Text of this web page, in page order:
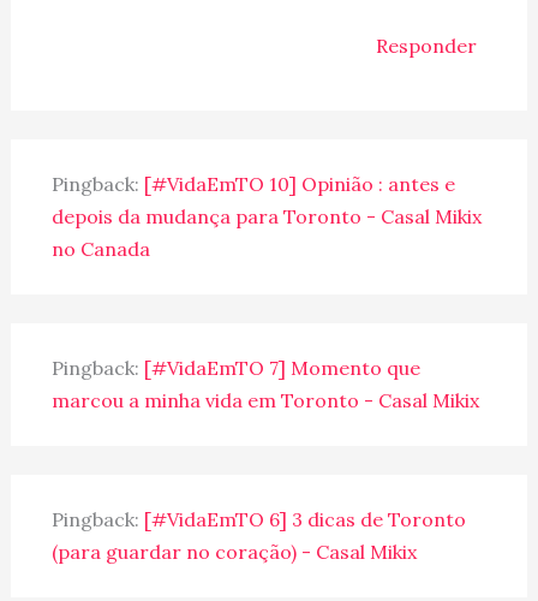
Responder
Pingback: [#VidaEmTO 10] Opinião : antes e
depois da mudança para Toronto - Casal Mikix
no Canada
Pingback: [#VidaEmTO 7] Momento que
marcou a minha vida em Toronto - Casal Mikix
Pingback: [#VidaEmTO 6] 3 dicas de Toronto
(para guardar no coração) - Casal Mikix